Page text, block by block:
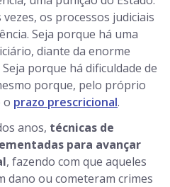
os processos judiciais
Seja porque há uma
diante da enorme
porque há dificuldade de
porque, pelo próprio
o prazo prescricional.
anos, técnicas de
para avançar
, fazendo com que aqueles
dano ou cometeram crimes